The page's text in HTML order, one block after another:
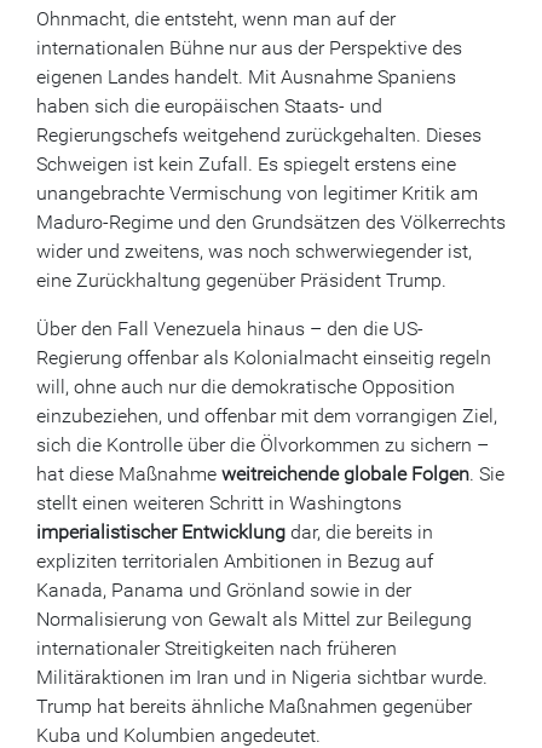
Ohnmacht, die entsteht, wenn man auf der
internationalen Bühne nur aus der Perspektive des
eigenen Landes handelt. Mit Ausnahme Spaniens
haben sich die europäischen Staats- und
Regierungschefs weitgehend zurückgehalten. Dieses
Schweigen ist kein Zufall. Es spiegelt erstens eine
unangebrachte Vermischung von legitimer Kritik am
Maduro-Regime und den Grundsätzen des Völkerrechts
wider und zweitens, was noch schwerwiegender ist,
eine Zurückhaltung gegenüber Präsident Trump.
Über den Fall Venezuela hinaus – den die US-
Regierung offenbar als Kolonialmacht einseitig regeln
will, ohne auch nur die demokratische Opposition
einzubeziehen, und offenbar mit dem vorrangigen Ziel,
sich die Kontrolle über die Ölvorkommen zu sichern –
hat diese Maßnahme weitreichende globale Folgen. Sie
stellt einen weiteren Schritt in Washingtons
imperialistischer Entwicklung dar, die bereits in
expliziten territorialen Ambitionen in Bezug auf
Kanada, Panama und Grönland sowie in der
Normalisierung von Gewalt als Mittel zur Beilegung
internationaler Streitigkeiten nach früheren
Militäraktionen im Iran und in Nigeria sichtbar wurde.
Trump hat bereits ähnliche Maßnahmen gegenüber
Kuba und Kolumbien angedeutet.